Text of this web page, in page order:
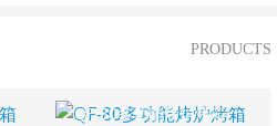
PRODUCTS
QF-80多功能烤炉烤箱